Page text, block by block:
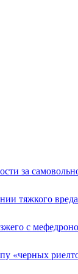
за
тяжкого
с
«черных